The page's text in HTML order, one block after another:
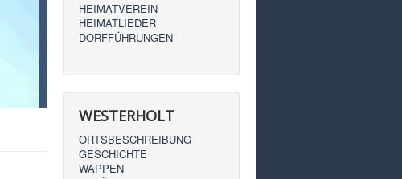
HEIMATVEREIN
HEIMATLIEDER
DORFFÜHRUNGEN
WESTERHOLT
ORTSBESCHREIBUNG
GESCHICHTE
WAPPEN